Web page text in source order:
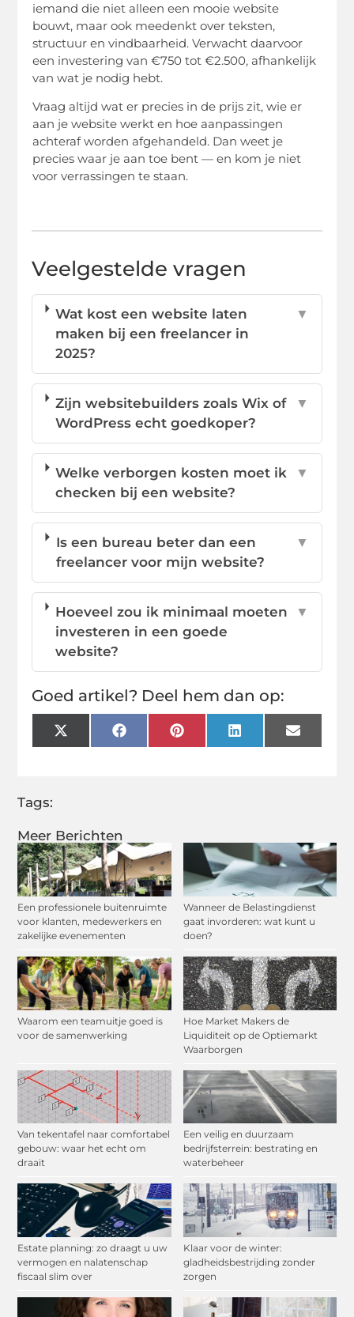
Meer Berichten
Een professionele buitenruimte
voor klanten, medewerkers en
zakelijke evenementen
Wanneer de Belastingdienst
gaat invorderen: wat kunt u
doen?
Waarom een teamuitje goed is
voor de samenwerking
Hoe Market Makers de
Liquiditeit op de Optiemarkt
Waarborgen
Van tekentafel naar comfortabel
gebouw: waar het echt om
draait
Een veilig en duurzaam
bedrijfsterrein: bestrating en
waterbeheer
Estate planning: zo draagt u uw
vermogen en nalatenschap
fiscaal slim over
Klaar voor de winter:
gladheidsbestrijding zonder
zorgen
iemand die niet alleen een mooie website
bouwt, maar ook meedenkt over teksten,
structuur en vindbaarheid. Verwacht daarvoor
een investering van €750 tot €2.500, afhankelijk
van wat je nodig hebt.
Vraag altijd wat er precies in de prijs zit, wie er
aan je website werkt en hoe aanpassingen
achteraf worden afgehandeld. Dan weet je
precies waar je aan toe bent — en kom je niet
voor verrassingen te staan.
Veelgestelde vragen
Wat kost een website laten
maken bij een freelancer in
2025?
▼
Zijn websitebuilders zoals Wix of
WordPress echt goedkoper?
▼
Welke verborgen kosten moet ik
checken bij een website?
▼
Is een bureau beter dan een
freelancer voor mijn website?
▼
Hoeveel zou ik minimaal moeten
investeren in een goede
website?
▼
Goed artikel? Deel hem dan op:
X
(Twitter)
FacebookPinterestLinkedInEmail
Tags: